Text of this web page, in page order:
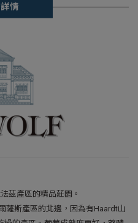
情
茲產區的精品莊園。
薩斯產區的北邊，因為有Haardt山